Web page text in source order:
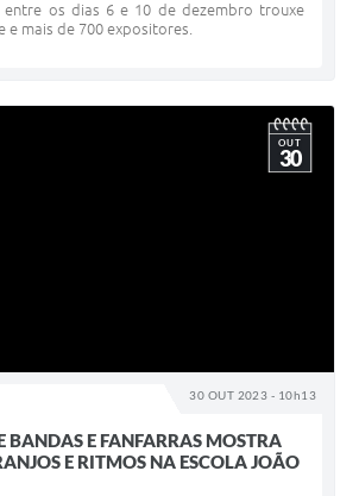
entre os dias 6 e 10 de dezembro trouxe
e mais de 700 expositores.
30 OUT 2023 - 10h13
OUT
30
BANDAS E FANFARRAS MOSTRA
E RITMOS NA ESCOLA JOÃO